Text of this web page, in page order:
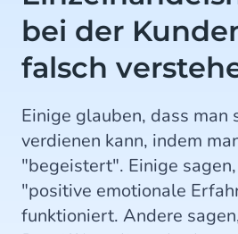
bei der
falsch
Einige glauben, dass man
verdienen kann, indem
"begeistert". Einige
"positive emotionale
funktioniert. Andere